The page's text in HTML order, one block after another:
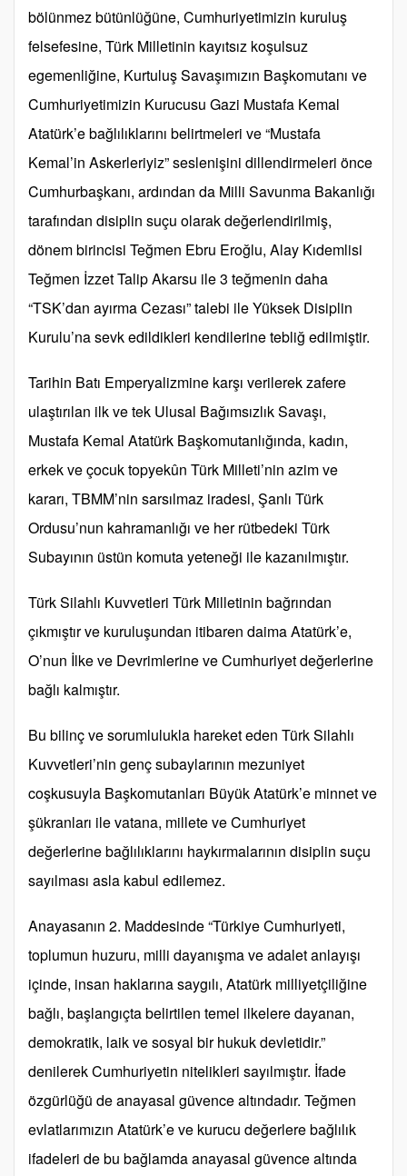
bölünmez bütünlüğüne, Cumhuriyetimizin kuruluş
felsefesine, Türk Milletinin kayıtsız koşulsuz
egemenliğine, Kurtuluş Savaşımızın Başkomutanı ve
Cumhuriyetimizin Kurucusu Gazi Mustafa Kemal
Atatürk’e bağlılıklarını belirtmeleri ve “Mustafa
Kemal’in Askerleriyiz” seslenişini dillendirmeleri önce
Cumhurbaşkanı, ardından da Milli Savunma Bakanlığı
tarafından disiplin suçu olarak değerlendirilmiş,
dönem birincisi Teğmen Ebru Eroğlu, Alay Kıdemlisi
Teğmen İzzet Talip Akarsu ile 3 teğmenin daha
“TSK’dan ayırma Cezası” talebi ile Yüksek Disiplin
Kurulu’na sevk edildikleri kendilerine tebliğ edilmiştir.
Tarihin Batı Emperyalizmine karşı verilerek zafere
ulaştırılan ilk ve tek Ulusal Bağımsızlık Savaşı,
Mustafa Kemal Atatürk Başkomutanlığında, kadın,
erkek ve çocuk topyekûn Türk Milleti’nin azim ve
kararı, TBMM’nin sarsılmaz iradesi, Şanlı Türk
Ordusu’nun kahramanlığı ve her rütbedeki Türk
Subayının üstün komuta yeteneği ile kazanılmıştır.
Türk Silahlı Kuvvetleri Türk Milletinin bağrından
çıkmıştır ve kuruluşundan itibaren daima Atatürk’e,
O’nun İlke ve Devrimlerine ve Cumhuriyet değerlerine
bağlı kalmıştır.
Bu bilinç ve sorumlulukla hareket eden Türk Silahlı
Kuvvetleri’nin genç subaylarının mezuniyet
coşkusuyla Başkomutanları Büyük Atatürk’e minnet ve
şükranları ile vatana, millete ve Cumhuriyet
değerlerine bağlılıklarını haykırmalarının disiplin suçu
sayılması asla kabul edilemez.
Anayasanın 2. Maddesinde “Türkiye Cumhuriyeti,
toplumun huzuru, milli dayanışma ve adalet anlayışı
içinde, insan haklarına saygılı, Atatürk milliyetçiliğine
bağlı, başlangıçta belirtilen temel ilkelere dayanan,
demokratik, laik ve sosyal bir hukuk devletidir.”
denilerek Cumhuriyetin nitelikleri sayılmıştır. İfade
özgürlüğü de anayasal güvence altındadır. Teğmen
evlatlarımızın Atatürk’e ve kurucu değerlere bağlılık
ifadeleri de bu bağlamda anayasal güvence altında